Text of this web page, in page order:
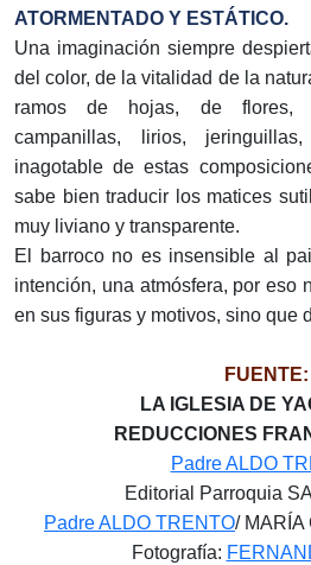
ATORMENTADO Y ESTÁTICO.
Una imaginación siempre
del color, de la vitalidad de la
ramos de hojas, de flores,
campanillas, lirios,
inagotable de estas
sabe bien traducir los matices
muy liviano y transparente.
El barroco no es insensible al
intención, una atmósfera, por eso
en sus figuras y motivos, sino que
FUENTE:
LA IGLESIA DE
REDUCCIONES
Padre ALDO
Editorial Parroquia
Padre ALDO TRENTO/ MARÍA
Fotografía: